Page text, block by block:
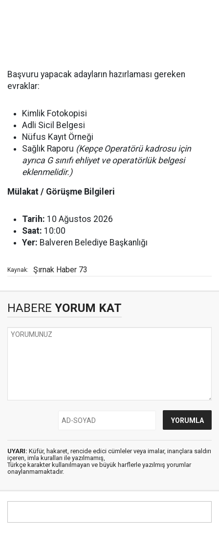
Başvuru yapacak adayların hazırlaması gereken
evraklar:
Kimlik Fotokopisi
Adli Sicil Belgesi
Nüfus Kayıt Örneği
Sağlık Raporu (Kepçe Operatörü kadrosu için
ayrıca G sınıfı ehliyet ve operatörlük belgesi
eklenmelidir.)
Mülakat / Görüşme Bilgileri
Tarih: 10 Ağustos 2026
Saat: 10:00
Yer: Balveren Belediye Başkanlığı
Kaynak: Şırnak Haber 73
HABERE YORUM KAT
UYARI: Küfür, hakaret, rencide edici cümleler veya imalar, inançlara saldırı
içeren, imla kuralları ile yazılmamış,
Türkçe karakter kullanılmayan ve büyük harflerle yazılmış yorumlar
onaylanmamaktadır.